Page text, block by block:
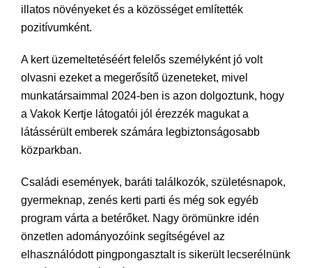
illatos növényeket és a közösséget említették
pozitívumként.
A kert üzemeltetéséért felelős személyként jó volt
olvasni ezeket a megerősítő üzeneteket, mivel
munkatársaimmal 2024-ben is azon dolgoztunk, hogy
a Vakok Kertje látogatói jól érezzék magukat a
látássérült emberek számára legbiztonságosabb
közparkban.
Családi események, baráti találkozók, születésnapok,
gyermeknap, zenés kerti parti és még sok egyéb
program várta a betérőket. Nagy örömünkre idén
önzetlen adományozóink segítségével az
elhasználódott pingpongasztalt is sikerült lecserélnünk